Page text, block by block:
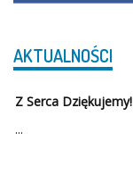
AKTUALNOŚCI
Z Serca Dziękujemy!
...